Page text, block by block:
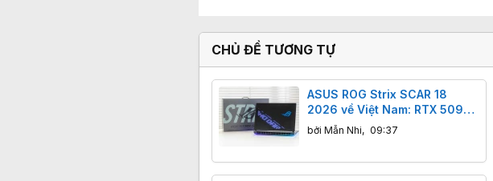
CHỦ ĐỀ TƯƠNG TỰ
ASUS ROG Strix SCAR 18
2026 về Việt Nam: RTX 5090,
màn hình Mini-LED 4K 240Hz,
giá 179,99 triệu đồng
bởi Mẫn Nhi, 09:37